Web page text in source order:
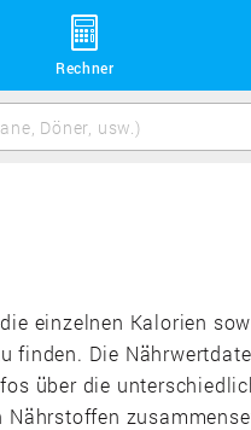
Rechner
einzelnen Kalorien
finden. Die
über die